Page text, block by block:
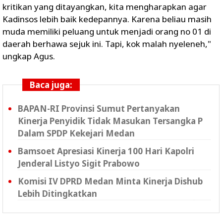
kritikan yang ditayangkan, kita mengharapkan agar
Kadinsos lebih baik kedepannya. Karena beliau masih
muda memiliki peluang untuk menjadi orang no 01 di
daerah berhawa sejuk ini. Tapi, kok malah nyeleneh,"
ungkap Agus.
Baca juga:
BAPAN-RI Provinsi Sumut Pertanyakan
Kinerja Penyidik Tidak Masukan Tersangka P
Dalam SPDP Kekejari Medan
Bamsoet Apresiasi Kinerja 100 Hari Kapolri
Jenderal Listyo Sigit Prabowo
Komisi IV DPRD Medan Minta Kinerja Dishub
Lebih Ditingkatkan